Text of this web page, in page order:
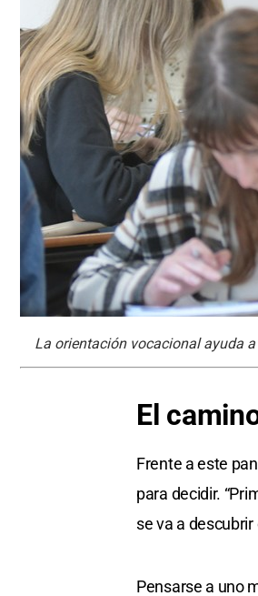
La orientación vocacional ayuda
El
Frente a este
para decidir.
se va a
Pensarse a uno